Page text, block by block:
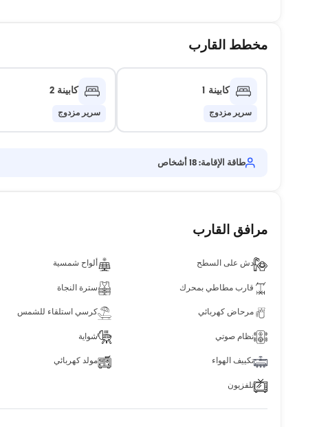
مخطط القارب
كابينة 1
سرير مزدوج
كابينة 2
سرير مزدوج
طاقة الإقامة: 18 أشخاص
مرافق القارب
دش على السطح ألواح شمسية
قارب مطاطي بمحرك سترة النجاة
مرحاض كهربائي كرسي استلقاء للشمس
نظام صوتي شواية
تكييف الهواء مولد كهربائي
تلفزيون